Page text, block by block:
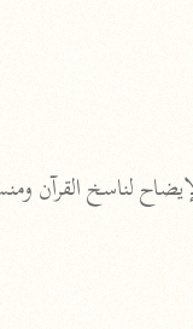
أيسر التفاسير